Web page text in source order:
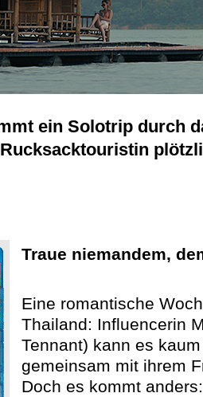
ein Solotrip durch
Traue niemandem,
Eine romantische
Thailand: Influencerin
Tennant) kann es
gemeinsam mit ihrem
Doch es kommt